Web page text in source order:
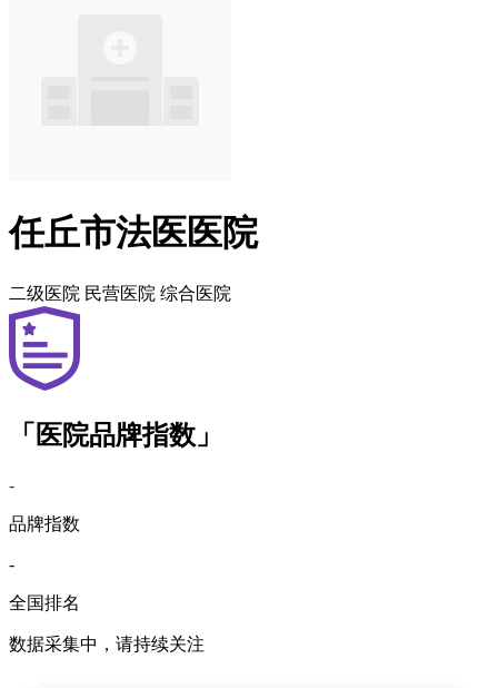
任丘市法医医院
二级医院 民营医院 综合医院
「医院品牌指数」
-
品牌指数
-
全国排名
数据采集中，请持续关注